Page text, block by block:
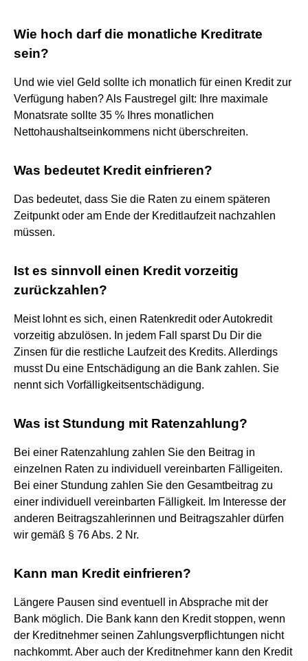
Wie hoch darf die monatliche Kreditrate
sein?
Und wie viel Geld sollte ich monatlich für einen Kredit zur
Verfügung haben? Als Faustregel gilt: Ihre maximale
Monatsrate sollte 35 % Ihres monatlichen
Nettohaushaltseinkommens nicht überschreiten.
Was bedeutet Kredit einfrieren?
Das bedeutet, dass Sie die Raten zu einem späteren
Zeitpunkt oder am Ende der Kreditlaufzeit nachzahlen
müssen.
Ist es sinnvoll einen Kredit vorzeitig
zurückzahlen?
Meist lohnt es sich, einen Ratenkredit oder Autokredit
vorzeitig abzulösen. In jedem Fall sparst Du Dir die
Zinsen für die restliche Laufzeit des Kredits. Allerdings
musst Du eine Entschädigung an die Bank zahlen. Sie
nennt sich Vorfälligkeitsentschädigung.
Was ist Stundung mit Ratenzahlung?
Bei einer Ratenzahlung zahlen Sie den Beitrag in
einzelnen Raten zu individuell vereinbarten Fälligeiten.
Bei einer Stundung zahlen Sie den Gesamtbeitrag zu
einer individuell vereinbarten Fälligkeit. Im Interesse der
anderen Beitragszahlerinnen und Beitragszahler dürfen
wir gemäß § 76 Abs. 2 Nr.
Kann man Kredit einfrieren?
Längere Pausen sind eventuell in Absprache mit der
Bank möglich. Die Bank kann den Kredit stoppen, wenn
der Kreditnehmer seinen Zahlungsverpflichtungen nicht
nachkommt. Aber auch der Kreditnehmer kann den Kredit